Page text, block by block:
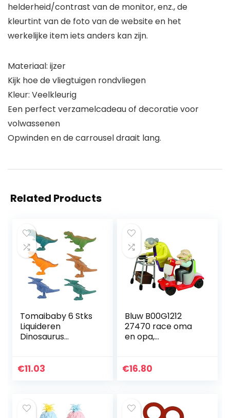
helderheid/contrast van de monitor, enz., de
kleurtint van de foto van de website en het
werkelijke item iets anders kan zijn.
Materiaal: ijzer
Kijk hoe de vliegtuigen rondvliegen
Kleur: Veelkleurig
Een perfect verzamelcadeau of decoratie voor
volwassenen
Opwinden en de carrousel draait lang.
Related Products
Tomaibaby 6 Stks
Liquideren
Dinosaurus
Feestartikelen Mini
€11.03
Bluw B00G1212
27470 race oma
en opa,
2 grannies, cadeau
€16.80